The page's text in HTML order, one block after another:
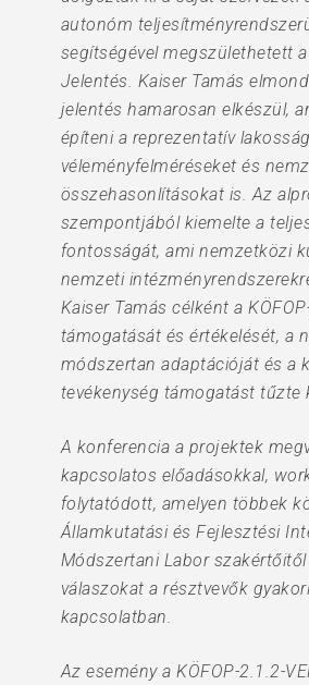
autonóm
segítségével megszülethetett
Jelentés. Kaiser Tamás
jelentés hamarosan elkészül,
építeni a reprezentatív
véleményfelméréseket és
összehasonlításokat is. Az
szempontjából kiemelte a
fontosságát, ami nemzetközi
nemzeti
Kaiser Tamás célként a
támogatását és értékelését, a
módszertan adaptációját és a
tevékenység támogatást tűzte
A konferencia a projektek
kapcsolatos előadásokkal,
folytatódott, amelyen többek
Államkutatási és Fejlesztési
Módszertani Labor
válaszokat a résztvevők
kapcsolatban.
Az esemény a KÖFOP-2.1.2-